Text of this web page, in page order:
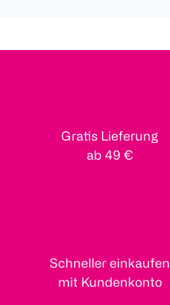
Gratis Lieferung
ab 49 €
Schneller einkaufen
mit Kundenkonto